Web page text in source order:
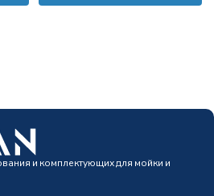
и комплектующих для мойки и